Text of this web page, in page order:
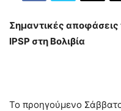
Σημαντικές αποφάσεις
IPSP στη Βολιβία
Το προηγούμενο